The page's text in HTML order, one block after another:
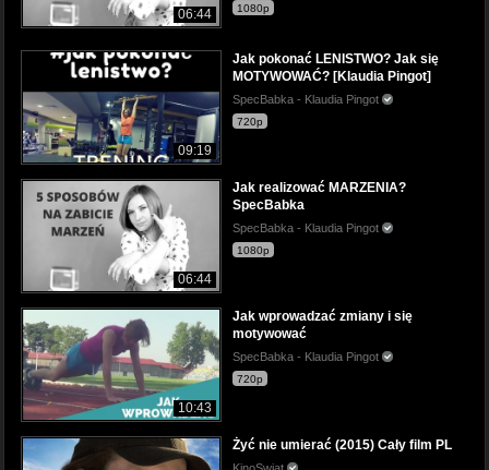
06:44 1080p
09:19
Jak pokonać LENISTWO? Jak się
MOTYWOWAĆ? [Klaudia Pingot]
SpecBabka - Klaudia Pingot
720p
06:44
Jak realizować MARZENIA?
SpecBabka
SpecBabka - Klaudia Pingot
1080p
10:43
Jak wprowadzać zmiany i się
motywować
SpecBabka - Klaudia Pingot
720p
Żyć nie umierać (2015) Cały film PL